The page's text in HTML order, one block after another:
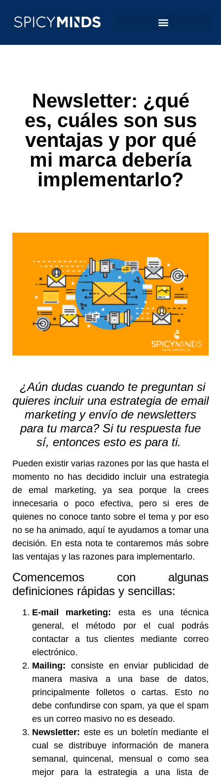
Newsletter: ¿qué
es, cuáles son sus
ventajas y por qué
mi marca debería
implementarlo?
¿Aún dudas cuando te preguntan si
quieres incluir una estrategia de email
marketing y envío de newsletters
para tu marca? Si tu respuesta fue
sí, entonces esto es para ti.
Pueden existir varias razones por las que hasta el
momento no has decidido incluir una estrategia
de emal marketing, ya sea porque la crees
innecesaria o poco efectiva, pero si eres de
quienes no conoce tanto sobre el tema y por eso
no se ha animado, aquí te ayudamos a tomar una
decisión. En esta nota te contaremos más sobre
las ventajas y las razones para implementarlo.
Comencemos con algunas
definiciones rápidas y sencillas:
E-mail marketing: esta es una técnica
general, el método por el cual podrás
contactar a tus clientes mediante correo
electrónico.
Mailing: consiste en enviar publicidad de
manera masiva a una base de datos,
principalmente folletos o cartas. Esto no
debe confundirse con spam, ya que el spam
es un correo masivo no es deseado.
Newsletter: este es un boletín mediante el
cual se distribuye información de manera
semanal, quincenal, mensual o como sea
mejor para la estrategia a una lista de